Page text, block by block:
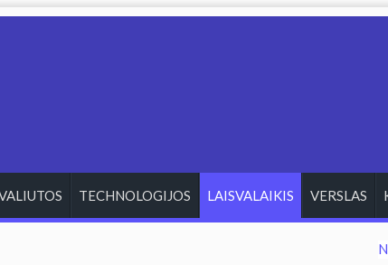
TECHNOLOGIJOS LAISVALAIKIS VERSLAS